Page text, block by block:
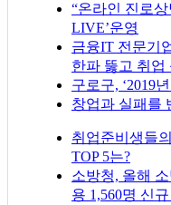
“온라인 진로
LIVE’운영
금융IT 전문기
한파 뚫고 취업
구로구, ‘2019
창업과 실패를
취업준비생들
TOP 5는?
소방청, 올해
용 1,560명 신